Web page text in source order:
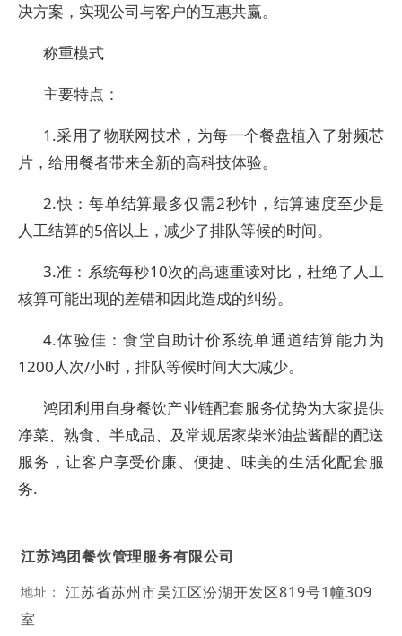
决方案，实现公司与客户的互惠共赢。
称重模式
主要特点：
1.采用了物联网技术，为每一个餐盘植入了射频芯
片，给用餐者带来全新的高科技体验。
2.快：每单结算最多仅需2秒钟，结算速度至少是
人工结算的5倍以上，减少了排队等候的时间。
3.准：系统每秒10次的高速重读对比，杜绝了人工
核算可能出现的差错和因此造成的纠纷。
4.体验佳：食堂自助计价系统单通道结算能力为
1200人次/小时，排队等候时间大大减少。
鸿团利用自身餐饮产业链配套服务优势为大家提供
净菜、熟食、半成品、及常规居家柴米油盐酱醋的配送
服务，让客户享受价廉、便捷、味美的生活化配套服
务.
江苏鸿团餐饮管理服务有限公司
地址：
江苏省苏州市吴江区汾湖开发区819号1幢309
室